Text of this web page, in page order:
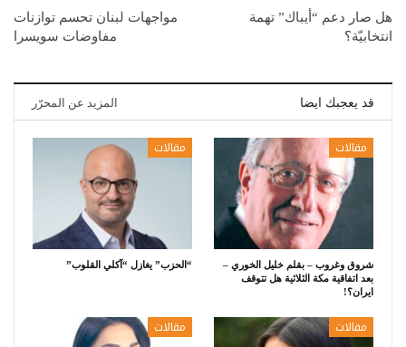
هل صار دعم “أيباك” تهمة
انتخابيّة؟
مواجهات لبنان تحسم توازنات
مفاوضات سويسرا
قد يعجبك ايضا المزيد عن المحرّر
مقالات
شروق وغروب – بقلم خليل الخوري –
بعد اتفاقية مكة الثلاثية هل تتوقف
ايران؟!
مقالات
“الحزب” يغازل “آكلي القلوب”
مقالات مقالات